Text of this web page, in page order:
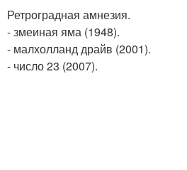
Ретроградная амнезия.
- змеиная яма (1948).
- малхолланд драйв (2001).
- число 23 (2007).